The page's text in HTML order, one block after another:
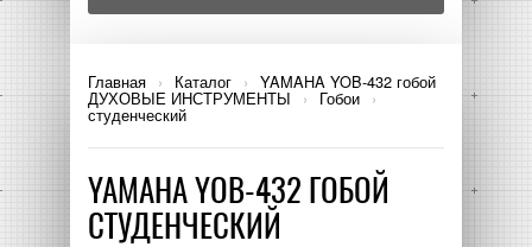
ДУХОВЫЕ ИНСТРУМЕНТЫ
КЛАРНЕТЫ
АКУСТИЧЕСКИЕ СКРИПКИ
DJ ОБОРУДОВАНИЕ
Главная › Каталог ›
ДУХОВЫЕ ИНСТРУМЕНТЫ › Гобои ›
YAMAHA YOB-432 гобой
студенческий
YAMAHA YOB-432 ГОБОЙ
СТУДЕНЧЕСКИЙ